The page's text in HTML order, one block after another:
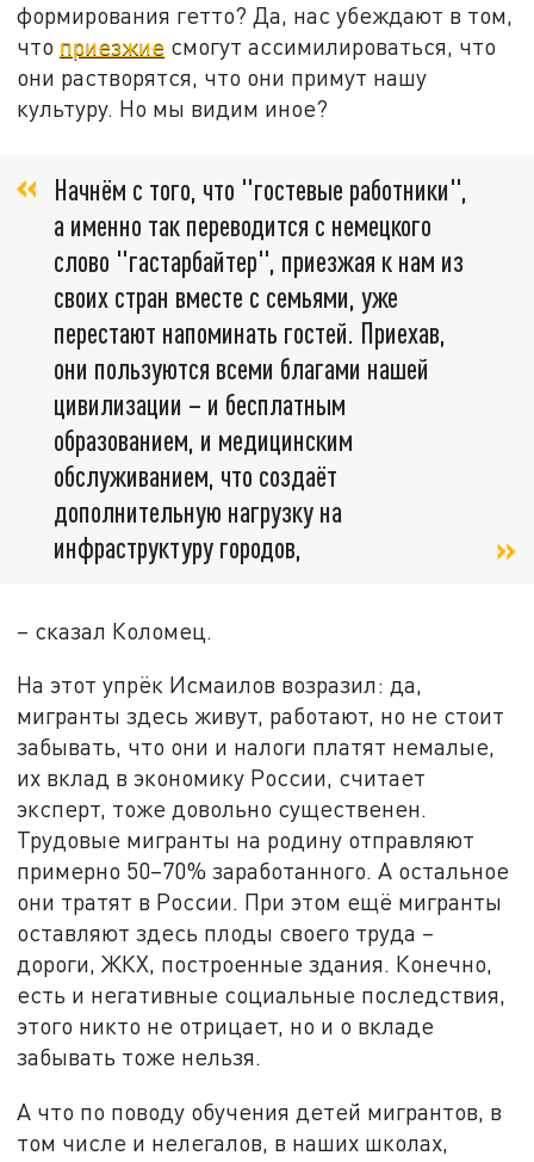
формирования гетто? Да, нас убеждают в том,
что приезжие смогут ассимилироваться, что
они растворятся, что они примут нашу
культуру. Но мы видим иное?
Начнём с того, что "гостевые работники",
а именно так переводится с немецкого
слово "гастарбайтер", приезжая к нам из
своих стран вместе с семьями, уже
перестают напоминать гостей. Приехав,
они пользуются всеми благами нашей
цивилизации – и бесплатным
образованием, и медицинским
обслуживанием, что создаёт
дополнительную нагрузку на
инфраструктуру городов,
– сказал Коломец.
На этот упрёк Исмаилов возразил: да,
мигранты здесь живут, работают, но не стоит
забывать, что они и налоги платят немалые,
их вклад в экономику России, считает
эксперт, тоже довольно существенен.
Трудовые мигранты на родину отправляют
примерно 50–70% заработанного. А остальное
они тратят в России. При этом ещё мигранты
оставляют здесь плоды своего труда –
дороги, ЖКХ, построенные здания. Конечно,
есть и негативные социальные последствия,
этого никто не отрицает, но и о вкладе
забывать тоже нельзя.
А что по поводу обучения детей мигрантов, в
том числе и нелегалов, в наших школах,